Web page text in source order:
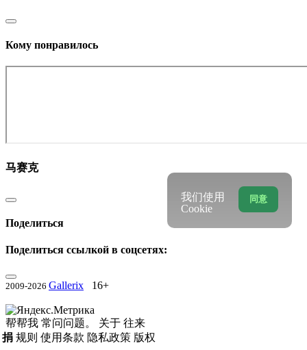
Кому понравилось
马赛克
Поделиться
Поделиться ссылкой в соцсетях:
2009-2026 Gallerix 16+
帮帮我 常问问题。 关于 往来
捐 规则 使用条款 隐私政策 版权
同意
我们使用
Cookie